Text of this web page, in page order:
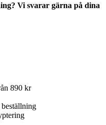
Vi svarar gärna på dina
890 kr